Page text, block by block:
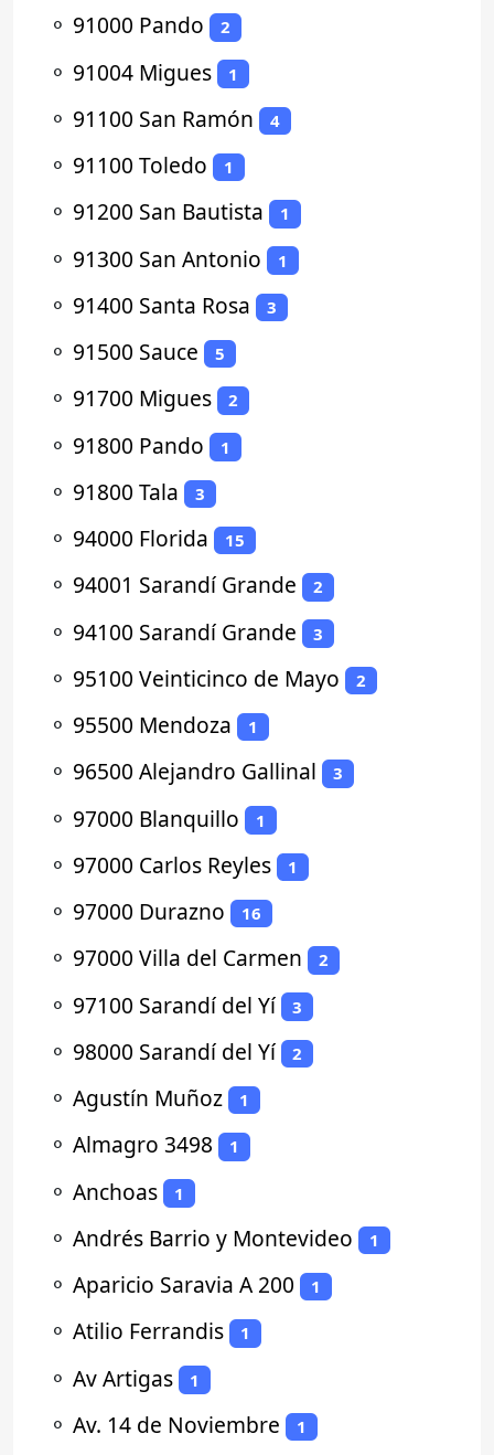
⚬ 91000 Pando 2
⚬ 91004 Migues 1
⚬ 91100 San Ramón 4
⚬ 91100 Toledo 1
⚬ 91200 San Bautista 1
⚬ 91300 San Antonio 1
⚬ 91400 Santa Rosa 3
⚬ 91500 Sauce 5
⚬ 91700 Migues 2
⚬ 91800 Pando 1
⚬ 91800 Tala 3
⚬ 94000 Florida 15
⚬ 94001 Sarandí Grande 2
⚬ 94100 Sarandí Grande 3
⚬ 95100 Veinticinco de Mayo 2
⚬ 95500 Mendoza 1
⚬ 96500 Alejandro Gallinal 3
⚬ 97000 Blanquillo 1
⚬ 97000 Carlos Reyles 1
⚬ 97000 Durazno 16
⚬ 97000 Villa del Carmen 2
⚬ 97100 Sarandí del Yí 3
⚬ 98000 Sarandí del Yí 2
⚬ Agustín Muñoz 1
⚬ Almagro 3498 1
⚬ Anchoas 1
⚬ Andrés Barrio y Montevideo 1
⚬ Aparicio Saravia A 200 1
⚬ Atilio Ferrandis 1
⚬ Av Artigas 1
⚬ Av. 14 de Noviembre 1